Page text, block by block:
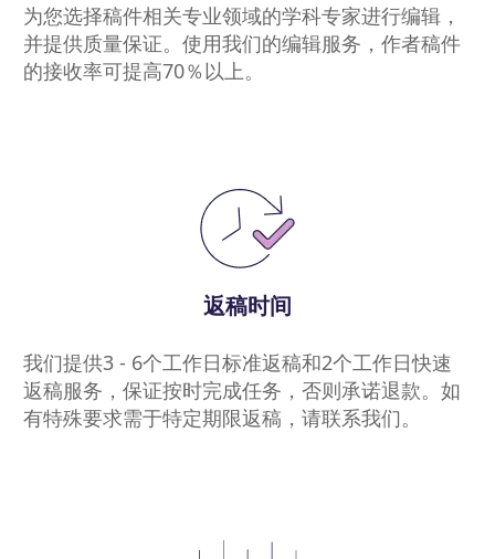
为您选择稿件相关专业领域的学科专家进行编辑，
并提供质量保证。使用我们的编辑服务，作者稿件
的接收率可提高70％以上。
返稿时间
我们提供3 - 6个工作日标准返稿和2个工作日快速
返稿服务，保证按时完成任务，否则承诺退款。如
有特殊要求需于特定期限返稿，请联系我们。